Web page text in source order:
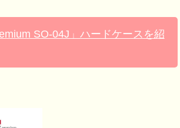
SO-04J」ハードケースを紹